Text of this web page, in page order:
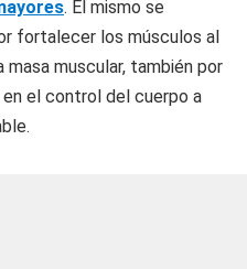
. El mismo se
fortalecer los músculos al
muscular, también por
el control del cuerpo a